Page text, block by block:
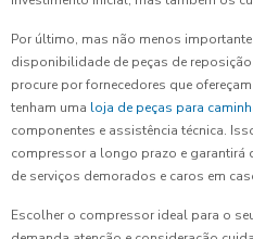
Por último, mas não menos
disponibilidade de peças de
procure por fornecedores que
tenham uma loja de peças para
componentes e assistência técnica.
compressor a longo prazo e garantirá
de serviços demorados e caros em
Escolher o compressor ideal para o